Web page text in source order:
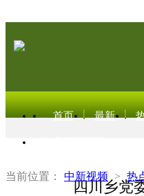
首页 最新
当前位置： 中新视频 > 热
四川乡党